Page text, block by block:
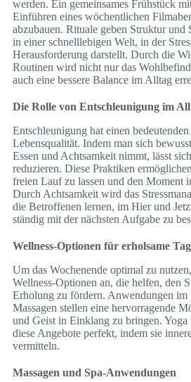
werden. Ein gemeinsames Frühstück
Einführen eines wöchentlichen
abzubauen. Rituale geben Struktur und
in einer schnelllebigen Welt, in der
Herausforderung darstellt. Durch die
Routinen wird nicht nur das
auch eine bessere Balance im Alltag
Die Rolle von Entschleunigung im
Entschleunigung hat einen
Lebensqualität. Indem man sich
Essen und Achtsamkeit nimmt, lässt
reduzieren. Diese Praktiken
freien Lauf zu lassen und den Moment
Durch Achtsamkeit wird das
die Betroffenen lernen, im Hier und
ständig mit der nächsten Aufgabe zu
Wellness-Optionen für erholsame
Um das Wochenende optimal zu
Wellness-Optionen an, die helfen, den
Erholung zu fördern. Anwendungen im
Massagen stellen eine hervorragende
und Geist in Einklang zu bringen. Yoga
diese Angebote perfekt, indem sie
vermitteln.
Massagen und Spa-Anwendungen